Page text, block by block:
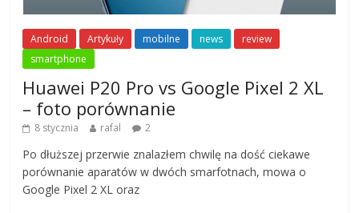
Android Artykuły mobilne news
review
smartphone
Huawei P20 Pro vs Google Pixel 2 XL
– foto porównanie
8 stycznia rafal 2
Po dłuższej przerwie znalazłem chwilę na dość ciekawe
porównanie aparatów w dwóch smarfotnach, mowa o
Google Pixel 2 XL oraz